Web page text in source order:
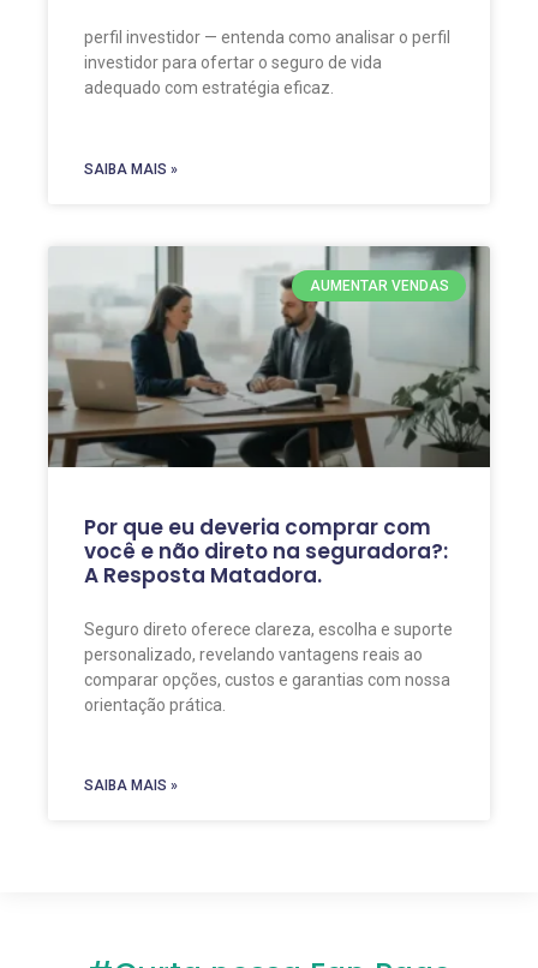
perfil investidor — entenda como analisar o perfil
investidor para ofertar o seguro de vida
adequado com estratégia eficaz.
SAIBA MAIS »
AUMENTAR VENDAS
Por que eu deveria comprar com
você e não direto na seguradora?:
A Resposta Matadora.
Seguro direto oferece clareza, escolha e suporte
personalizado, revelando vantagens reais ao
comparar opções, custos e garantias com nossa
orientação prática.
SAIBA MAIS »